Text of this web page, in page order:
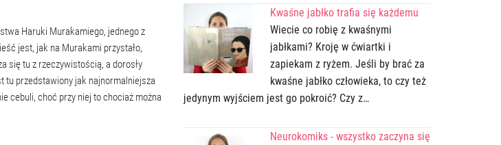
Haruki Murakamiego, jednego z
jest, jak na Murakami przystało,
się tu z rzeczywistością, a dorosły
tu przedstawiony jak najnormalniejsza
cebuli, choć przy niej to chociaż można
Kwaśne jabłko trafia się każdemu
Wiecie co robię z kwaśnymi
jabłkami? Kroję w ćwiartki i
zapiekam z ryżem. Jeśli by brać za
kwaśne jabłko człowieka, to czy też
jedynym wyjściem jest go pokroić? Czy z…
Neurokomiks - wszystko zaczyna się